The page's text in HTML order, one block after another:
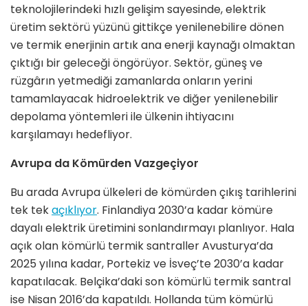
teknolojilerindeki hızlı gelişim sayesinde, elektrik
üretim sektörü yüzünü gittikçe yenilenebilire dönen
ve termik enerjinin artık ana enerji kaynağı olmaktan
çıktığı bir geleceği öngörüyor. Sektör, güneş ve
rüzgârın yetmediği zamanlarda onların yerini
tamamlayacak hidroelektrik ve diğer yenilenebilir
depolama yöntemleri ile ülkenin ihtiyacını
karşılamayı hedefliyor.
Avrupa da Kömürden Vazgeçiyor
Bu arada Avrupa ülkeleri de kömürden çıkış tarihlerini
tek tekaçıklıyor. Finlandiya 2030’a kadar kömüre
dayalı elektrik üretimini sonlandırmayı planlıyor. Hala
açık olan kömürlü termik santraller Avusturya’da
2025 yılına kadar, Portekiz ve İsveç’te 2030’a kadar
kapatılacak. Belçika’daki son kömürlü termik santral
ise Nisan 2016’da kapatıldı. Hollanda tüm kömürlü